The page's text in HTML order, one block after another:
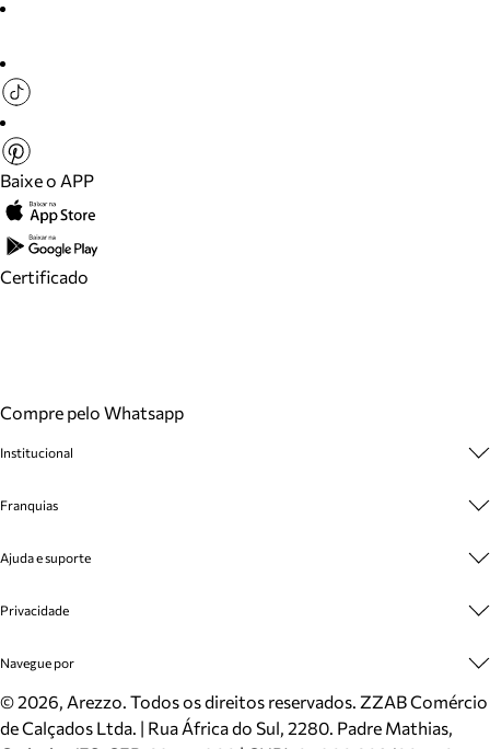
Baixe o APP
Certificado
Compre pelo Whatsapp
Institucional
Cashback
Venda Corporativa
Mapa do Site
Inverno
Mundo Arezzo
Franquias
Plano de Negócio
Ajuda e suporte
Cadastro
Meus Pedidos
Trocas e Devoluções
Cartão Presente
Privacidade
Politica e Privacidade
Navegue por
Sapatos
Bolsas
©2026, Arezzo. Todos os direitos reservados. ZZAB Comércio
de Calçados Ltda. | Rua África do Sul, 2280. Padre Mathias,